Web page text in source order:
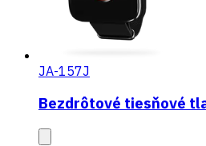
JA-157J
Bezdrôtové tiesňové